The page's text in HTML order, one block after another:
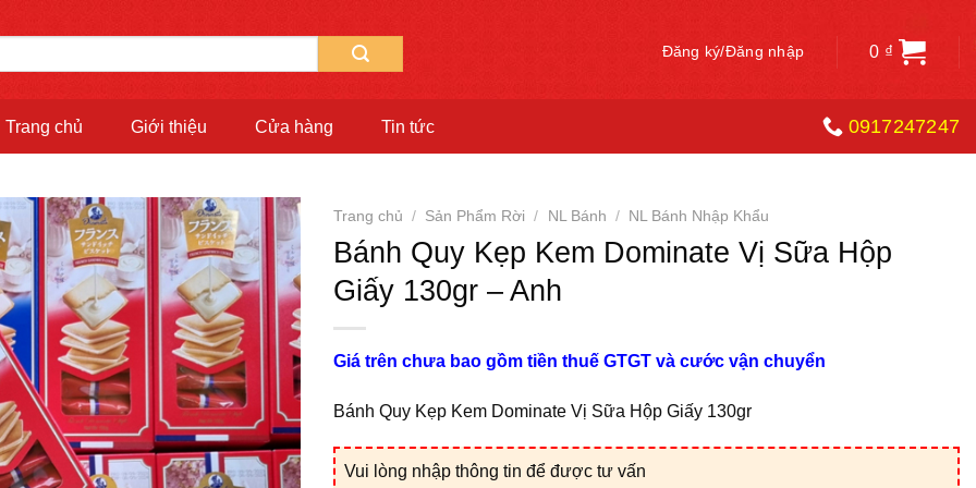
Đăng ký/Đăng nhập 0 ₫
Trang chủ Giới thiệu Cửa hàng Tin tức 0917247247
Trang chủ / Sản Phẩm Rời / NL Bánh / NL Bánh Nhập Khẩu
Bánh Quy Kẹp Kem Dominate Vị Sữa Hộp
Giấy 130gr – Anh
Giá trên chưa bao gồm tiền thuế GTGT và cước vận chuyển
Bánh Quy Kẹp Kem Dominate Vị Sữa Hộp Giấy 130gr
Vui lòng nhập thông tin để được tư vấn